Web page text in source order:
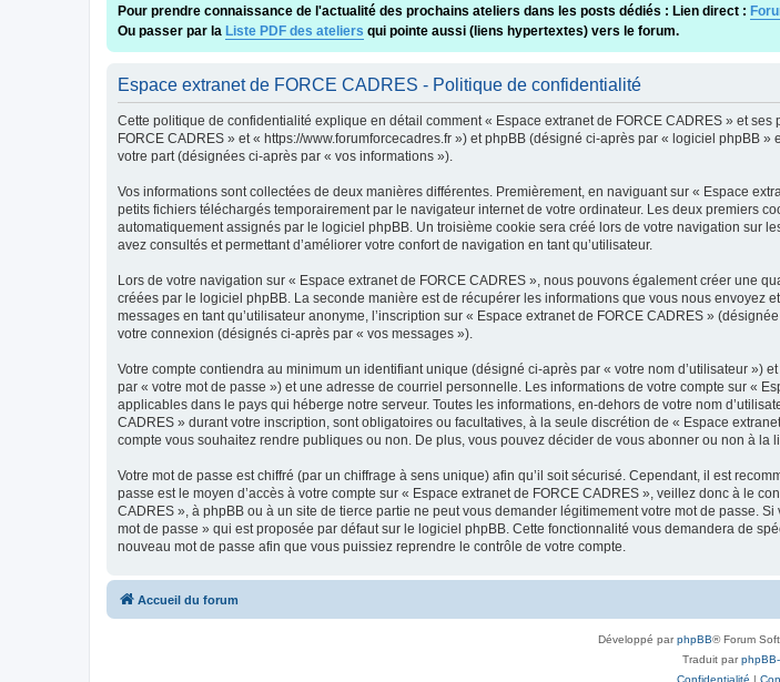
Pour prendre connaissance de l'actualité des prochains ateliers dans les posts dédiés : Lien direct :
Ou passer par la Liste PDF des ateliers qui pointe aussi (liens hypertextes) vers le forum.
Espace extranet de FORCE CADRES - Politique de confidentialité
Cette politique de confidentialité explique en détail comment « Espace extranet de FORCE CADRES » et
FORCE CADRES » et « https://www.forumforcecadres.fr ») et phpBB (désigné ci-après par « logiciel phpBB
votre part (désignées ci-après par « vos informations »).
Vos informations sont collectées de deux manières différentes. Premièrement, en naviguant sur « Espace
petits fichiers téléchargés temporairement par le navigateur internet de votre ordinateur. Les deux premiers
automatiquement assignés par le logiciel phpBB. Un troisième cookie sera créé lors de votre navigation sur
avez consultés et permettant d’améliorer votre confort de navigation en tant qu’utilisateur.
Lors de votre navigation sur « Espace extranet de FORCE CADRES », nous pouvons également créer une
créées par le logiciel phpBB. La seconde manière est de récupérer les informations que vous nous
messages en tant qu’utilisateur anonyme, l’inscription sur « Espace extranet de FORCE CADRES »
votre connexion (désignés ci-après par « vos messages »).
Votre compte contiendra au minimum un identifiant unique (désigné ci-après par « votre nom d’utilisateur
par « votre mot de passe ») et une adresse de courriel personnelle. Les informations de votre compte sur «
applicables dans le pays qui héberge notre serveur. Toutes les informations, en-dehors de votre nom
CADRES » durant votre inscription, sont obligatoires ou facultatives, à la seule discrétion de « Espace
compte vous souhaitez rendre publiques ou non. De plus, vous pouvez décider de vous abonner ou non à
Votre mot de passe est chiffré (par un chiffrage à sens unique) afin qu’il soit sécurisé. Cependant, il est
passe est le moyen d’accès à votre compte sur « Espace extranet de FORCE CADRES », veillez donc à le
CADRES », à phpBB ou à un site de tierce partie ne peut vous demander légitimement votre mot de passe.
mot de passe » qui est proposée par défaut sur le logiciel phpBB. Cette fonctionnalité vous demandera de
nouveau mot de passe afin que vous puissiez reprendre le contrôle de votre compte.
Accueil du forum
Développé parphpBB® Forum
Traduit par
Confidentialité |